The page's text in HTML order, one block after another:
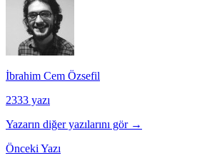
İbrahim Cem Özsefil
2333 yazı
Yazarın diğer yazılarını gör →
Önceki Yazı